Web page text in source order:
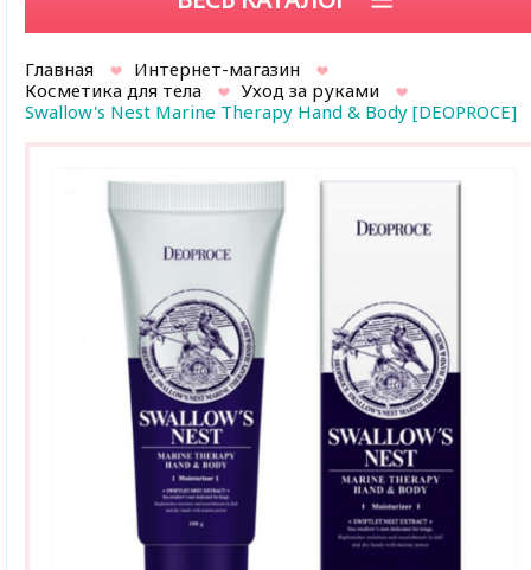
Главная
Интернет-магазин
Косметика для тела
Уход за руками
Swallow's Nest Marine Therapy Hand & Body [DEOPROCE]